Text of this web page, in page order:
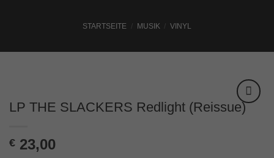
STARTSEITE / MUSIK / VINYL
LP THE SLACKERS Redlight (Reissue)
€ 23,00